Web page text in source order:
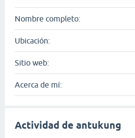
Nombre completo:
Ubicación:
Sitio web:
Acerca de mí:
Actividad de antukung